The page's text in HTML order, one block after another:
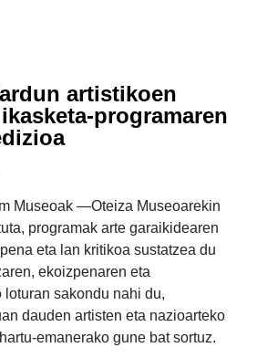
artistikoen
programaren
Museoak —Oteiza Museoarekin
programak arte garaikidearen
eta lan kritikoa sustatzea du
ekoizpenaren eta
sakondu nahi du,
dauden artisten eta nazioarteko
emanerako gune bat sortuz.